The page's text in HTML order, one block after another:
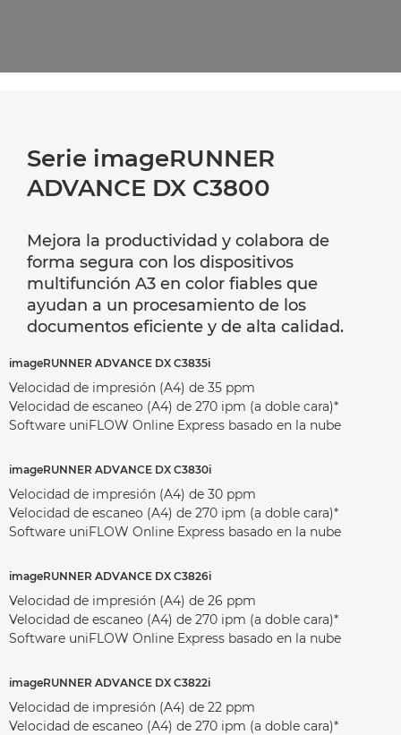
Serie imageRUNNER
ADVANCE DX C3800
Mejora la productividad y colabora de
forma segura con los dispositivos
multifunción A3 en color fiables que
ayudan a un procesamiento de los
documentos eficiente y de alta calidad.
imageRUNNER ADVANCE DX C3835i
Velocidad de impresión (A4) de 35 ppm
Velocidad de escaneo (A4) de 270 ipm (a doble cara)*
Software uniFLOW Online Express basado en la nube
imageRUNNER ADVANCE DX C3830i
Velocidad de impresión (A4) de 30 ppm
Velocidad de escaneo (A4) de 270 ipm (a doble cara)*
Software uniFLOW Online Express basado en la nube
imageRUNNER ADVANCE DX C3826i
Velocidad de impresión (A4) de 26 ppm
Velocidad de escaneo (A4) de 270 ipm (a doble cara)*
Software uniFLOW Online Express basado en la nube
imageRUNNER ADVANCE DX C3822i
Velocidad de impresión (A4) de 22 ppm
Velocidad de escaneo (A4) de 270 ipm (a doble cara)*